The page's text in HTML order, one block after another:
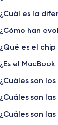
¿Cuál es la
¿Cómo han
¿Qué es el
¿Es el
¿Cuáles son
¿Cuáles son
¿Cuáles son